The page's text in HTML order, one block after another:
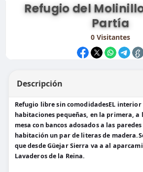
Refugio del
Partía
0Visitantes
Descripción
Refugio libre sin comodidadesEL interior
habitaciones pequeñas, en la primera, a
mesa con bancos adosados a las
habitación un par de literas de
que desde Güejar Sierra va a al
Lavaderos de la Reina.